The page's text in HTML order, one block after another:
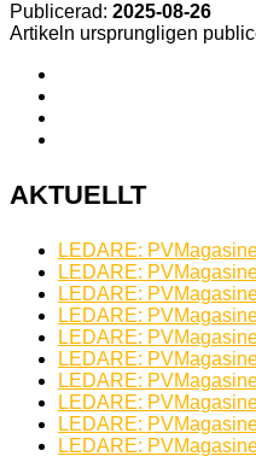
Publicerad: 2025-08-26
Artikeln ursprungligen
AKTUELLT
LEDARE:
LEDARE:
LEDARE:
LEDARE:
LEDARE:
LEDARE:
LEDARE:
LEDARE:
LEDARE:
LEDARE: